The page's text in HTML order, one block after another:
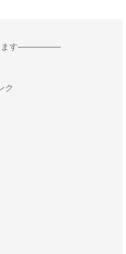
す--------------------
ク